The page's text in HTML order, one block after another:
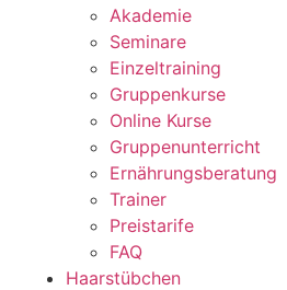
Akademie
Seminare
Einzeltraining
Gruppenkurse
Online Kurse
Gruppenunterricht
Ernährungsberatung
Trainer
Preistarife
FAQ
Haarstübchen